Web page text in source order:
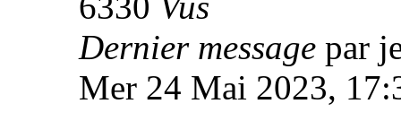
Dernier message par
Mer 24 Mai 2023,